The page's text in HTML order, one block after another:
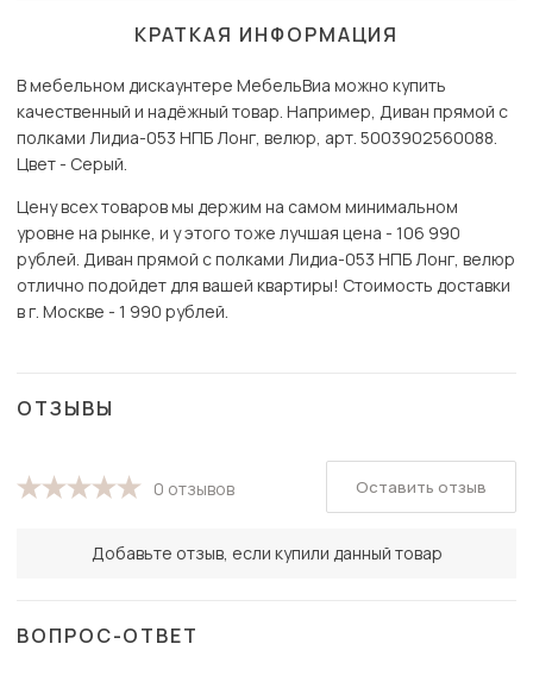
КРАТКАЯ ИНФОРМАЦИЯ
В мебельном дискаунтере МебельВиа можно купить
качественный и надёжный товар. Например, Диван прямой с
полками Лидиа-053 НПБ Лонг, велюр, арт. 5003902560088.
Цвет - Серый.
Цену всех товаров мы держим на самом минимальном
уровне на рынке, и у этого тоже лучшая цена - 106 990
рублей. Диван прямой с полками Лидиа-053 НПБ Лонг, велюр
отлично подойдет для вашей квартиры! Стоимость доставки
в г. Москве - 1 990 рублей.
ОТЗЫВЫ
0 отзывов
Добавьте отзыв, если купили данный товар
Оставить отзыв
ВОПРОС-ОТВЕТ